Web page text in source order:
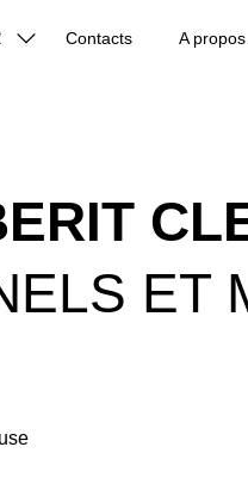
Contacts
ET